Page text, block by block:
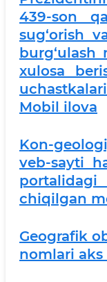
439-son
sug‘orish
burg‘ulash
xulosa
Mobil ilova
Kon-
veb-sayti
chiqilgan
Geografik
nomlari